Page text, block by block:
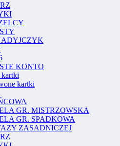
KONTO
kartki
kartki
GR. MISTRZOWSKA
GR. SPADKOWA
ZASADNICZEJ